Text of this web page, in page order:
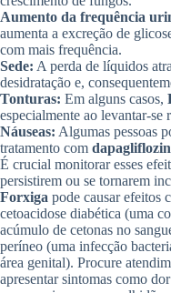
Aumento da frequência
aumenta a excreção de
com mais frequência.
Sede: A perda de líquidos
desidratação e,
Tonturas: Em alguns casos,
especialmente ao levantar-se
Náuseas: Algumas pessoas
tratamento com
É crucial monitorar esses
persistirem ou se tornarem
Forxiga pode causar efeitos
cetoacidose diabética (uma
acúmulo de cetonas no
períneo (uma infecção
área genital). Procure
apresentar sintomas como